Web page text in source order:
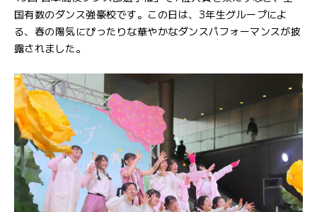
国有数のダンス強豪校です。この日は、3年生グループによ
る、春の陽気にぴったりな華やかなダンスパフォーマンスが披
露されました。